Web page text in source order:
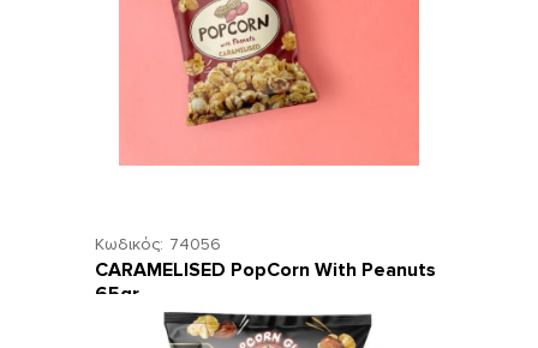
Κωδικός: 74056
CARAMELISED PopCorn With Peanuts
65gr